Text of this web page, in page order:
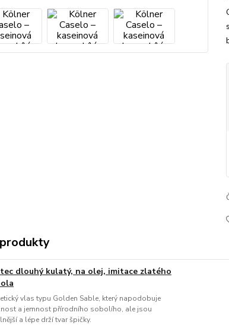
dlouhý kulatý, na olej, imitace zlatého
vlas typu Golden Sable, který napodobuje
a jemnost přírodního sobolího, ale jsou
a lépe drží tvar špičky.